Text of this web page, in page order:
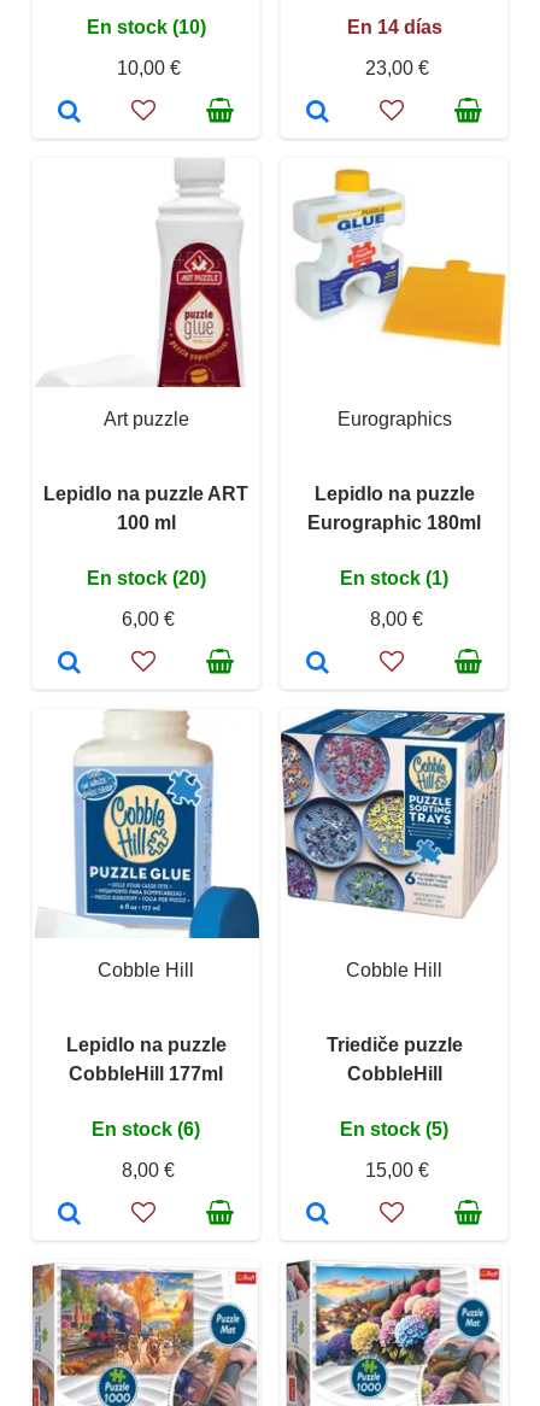
En stock (10)
10,00 €
En 14 días
23,00 €
Art puzzle
Lepidlo na puzzle ART
100 ml
En stock (20)
6,00 €
Eurographics
Lepidlo na puzzle
Eurographic 180ml
En stock (1)
8,00 €
Cobble Hill
Lepidlo na puzzle
CobbleHill 177ml
En stock (6)
8,00 €
Cobble Hill
Triediče puzzle
CobbleHill
En stock (5)
15,00 €